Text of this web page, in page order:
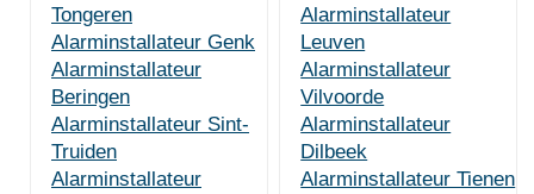
Tongeren
Alarminstallateur Genk
Alarminstallateur
Beringen
Alarminstallateur Sint-
Truiden
Alarminstallateur
Alarminstallateur
Leuven
Alarminstallateur
Vilvoorde
Alarminstallateur
Dilbeek
Alarminstallateur Tienen